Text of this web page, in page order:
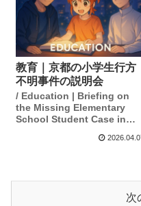
教育｜京都の小学生行方
不明事件の説明会
/ Education | Briefing on
the Missing Elementary
School Student Case in
次